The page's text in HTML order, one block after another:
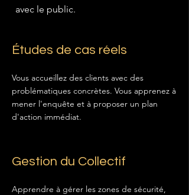
avec le public.
Études de cas réels
Vous accueillez des clients avec des
problématiques concrètes. Vous apprenez à
mener l'enquête et à proposer un plan
d'action immédiat.
Gestion du Collectif
Apprendre à gérer les zones de sécurité,